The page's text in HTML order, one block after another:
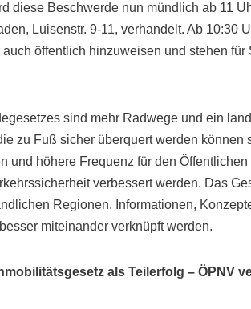
diese Beschwerde nun mündlich ab 11
Luisenstr. 9-11, verhandelt. Ab 10:30
öffentlich hinzuweisen und stehen
sind mehr Radwege und ein
zu Fuß sicher überquert werden können
und höhere Frequenz für den
verbessert werden. Das
Regionen. Informationen,
miteinander verknüpft werden.
als Teilerfolg – ÖPNV